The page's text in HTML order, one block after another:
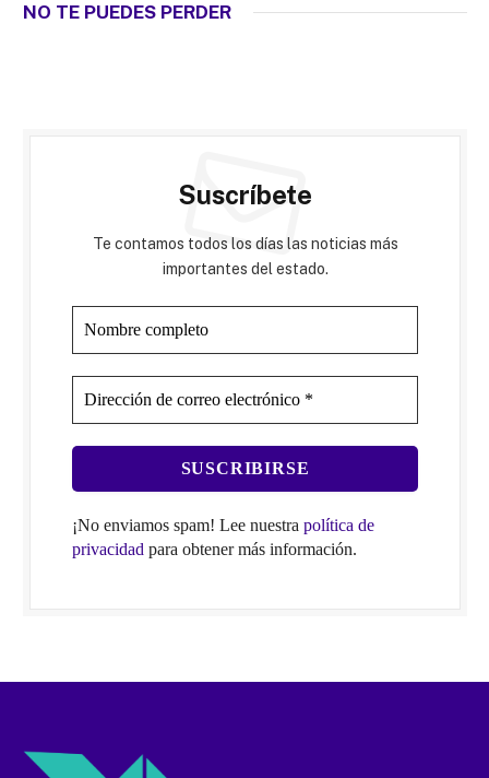
NO TE PUEDES PERDER
Suscríbete
Te contamos todos los días las noticias más
importantes del estado.
¡No enviamos spam! Lee nuestra política de
privacidad para obtener más información.